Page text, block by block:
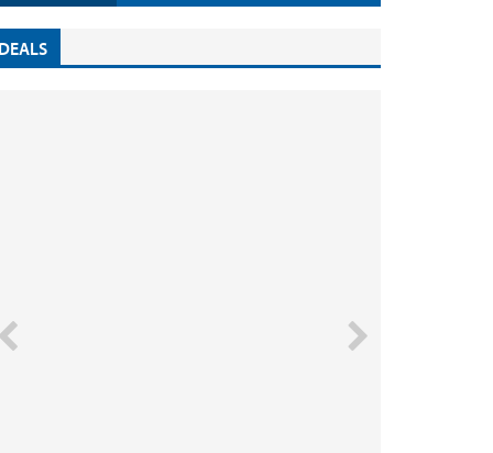
DEALS